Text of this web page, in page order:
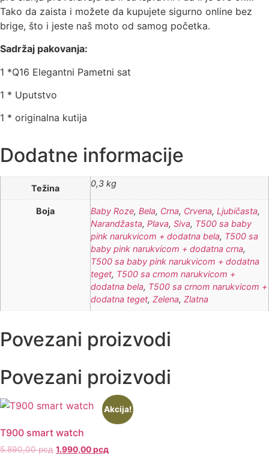
Tako da zaista i možete da kupujete sigurno online bez
brige, što i jeste naš moto od samog početka.
Sadržaj pakovanja:
1 *Q16 Elegantni Pametni sat
1 * Uputstvo
1 * originalna kutija
Dodatne informacije
Težina 0,3 kg
Boja Baby Roze, Bela, Crna, Crvena, Ljubičasta,
Narandžasta, Plava, Siva, T500 sa baby
pink narukvicom + dodatna bela, T500 sa
baby pink narukvicom + dodatna crna,
T500 sa baby pink narukvicom + dodatna
teget, T500 sa crnom narukvicom +
dodatna bela, T500 sa crnom narukvicom +
dodatna teget, Zelena, Zlatna
Povezani proizvodi
Povezani proizvodi
Akcija!
T900 smart watch
5.890,00рсд 1.990,00рсд